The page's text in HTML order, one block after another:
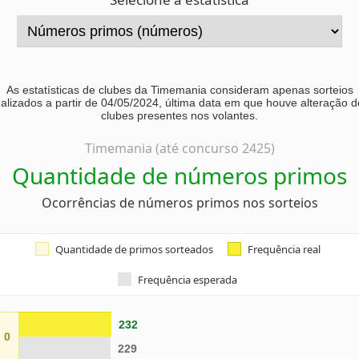
As estatísticas de clubes da Timemania consideram apenas sorteios
a partir de 04/05/2024, última data em que houve alteração
clubes presentes nos volantes.
Timemania (até concurso 2425)
Quantidade de números primos
Ocorrências de números primos nos sorteios
Quantidade de primos sorteados Frequência real
Frequência esperada
0
232
229